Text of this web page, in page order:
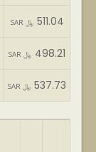
SAR ﷼ 511.04
SAR ﷼ 498.21
SAR ﷼ 537.73